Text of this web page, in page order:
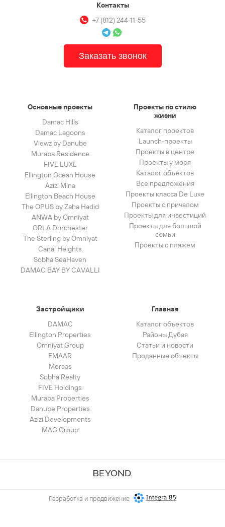
Основные проекты
Damac Hills
Damac Lagoons
Viewz by Danube
Muraba Residence
FIVE LUXE
Ellington Ocean House
Azizi Mina
Ellington Beach House
The OPUS by Zaha Hadid
ANWA by Omniyat
ORLA Dorchester
The Sterling by Omniyat
Canal Heights
Sobha SeaHaven
DAMAC BAY BY CAVALLI
Проекты по стилю
жизни
Каталог проектов
Launch-проекты
Проекты в центре
Проекты у моря
Каталог объектов
Все предложения
Проекты класса De Luxe
Проекты с причалом
Проекты для инвестиций
Проекты для большой
семьи
Проекты с пляжем
Застройщики
DAMAC
Ellington Properties
Omniyat Group
EMAAR
Meraas
Sobha Realty
FIVE Holdings
Muraba Properties
Danube Properties
Azizi Developments
MAG Group
Главная
Каталог объектов
Районы Дубая
Статьи и новости
Проданные объекты
Контакты
+7 (812) 244-11-55
Заказать звонок
Разработка и продвижение